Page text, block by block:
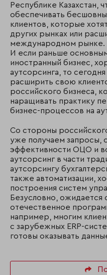
Республике Казахстан,
обеспечивать
клиентов, которые
других рынках или
международном рынке.
И если раньше
иностранный бизнес,
аутсорсинга, то
расширить свою
российского бизнеса,
наращивать практику
бизнес-процессов на
Со стороны
уже получаем запросы,
эффективности ОЦО и
аутсорсинг в части
аутсорсингу
также автоматизации,
построения систем
Безусловно, ожидается
отечественное
например, многим
с зарубежных ERP-
готовы оказывать